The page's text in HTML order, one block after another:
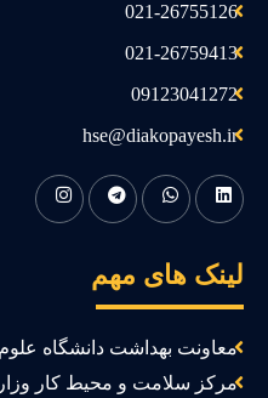
021-26755126
021-26759413
09123041272
hse@diakopayesh.ir
های مهم
معاونت بهداشت دانشگاه علوم
مرکز سلامت و محیط کار